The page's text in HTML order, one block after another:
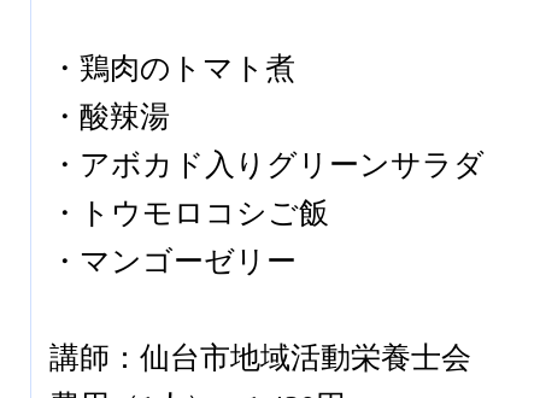
・鶏肉のトマト煮
・酸辣湯
・アボカド入りグリーンサラダ
・トウモロコシご飯
・マンゴーゼリー
講師：仙台市地域活動栄養士会